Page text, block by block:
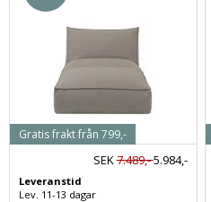
SEK7.489,-5.984,-
Leveranstid
Lev. 11-13 dagar
Gratis frakt från 799,-